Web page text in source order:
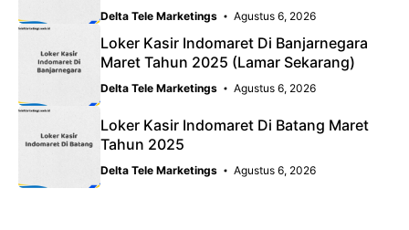
Delta Tele Marketings Agustus 6, 2026
Loker Kasir Indomaret Di Banjarnegara
Maret Tahun 2025 (Lamar Sekarang)
Delta Tele Marketings Agustus 6, 2026
Loker Kasir Indomaret Di Batang Maret
Tahun 2025
Delta Tele Marketings Agustus 6, 2026